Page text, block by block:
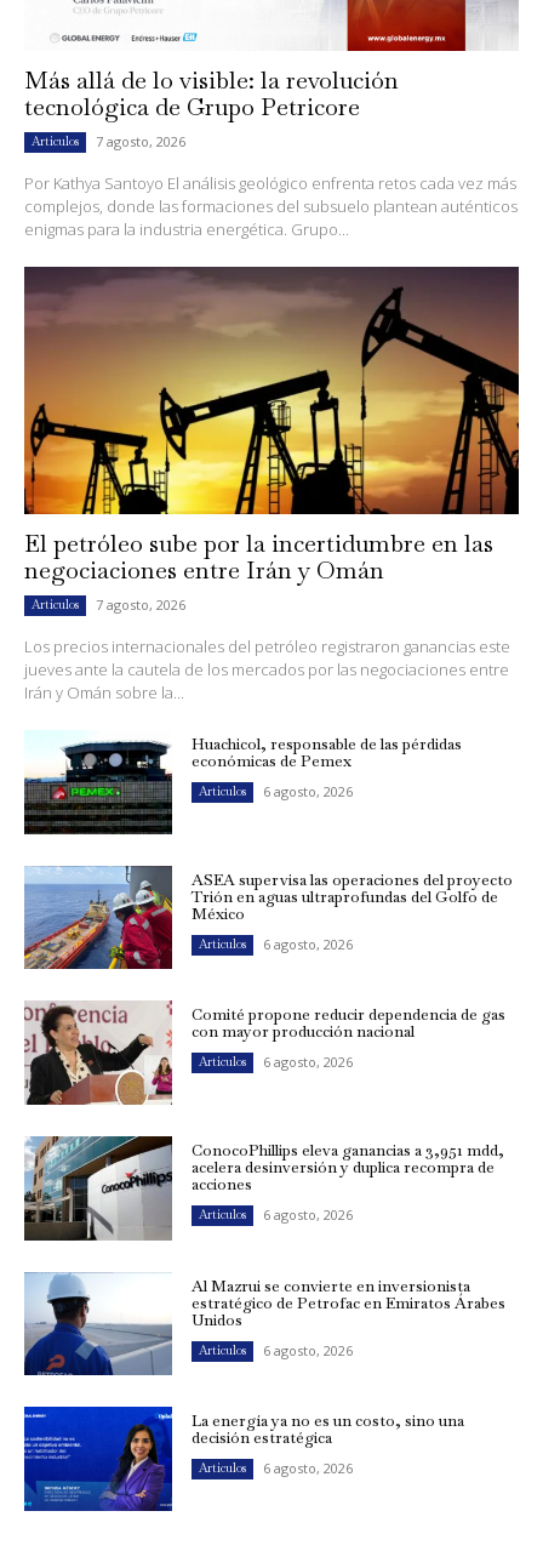
Más allá de lo visible: la revolución
tecnológica de Grupo Petricore
Artículos 7 agosto, 2026
Por Kathya Santoyo El análisis geológico enfrenta retos cada vez más
complejos, donde las formaciones del subsuelo plantean auténticos
enigmas para la industria energética. Grupo...
El petróleo sube por la incertidumbre en las
negociaciones entre Irán y Omán
Artículos 7 agosto, 2026
Los precios internacionales del petróleo registraron ganancias este
jueves ante la cautela de los mercados por las negociaciones entre
Irán y Omán sobre la...
Huachicol, responsable de las pérdidas
económicas de Pemex
Artículos 6 agosto, 2026
ASEA supervisa las operaciones del proyecto
Trión en aguas ultraprofundas del Golfo de
México
Artículos 6 agosto, 2026
Comité propone reducir dependencia de gas
con mayor producción nacional
Artículos 6 agosto, 2026
ConocoPhillips eleva ganancias a 3,951 mdd,
acelera desinversión y duplica recompra de
acciones
Artículos 6 agosto, 2026
Al Mazrui se convierte en inversionista
estratégico de Petrofac en Emiratos Árabes
Unidos
Artículos 6 agosto, 2026
La energía ya no es un costo, sino una
decisión estratégica
Artículos 6 agosto, 2026